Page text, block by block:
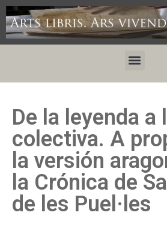
De la leyenda a
colectiva. A
la versión
la Crónica de
de les Puel·les